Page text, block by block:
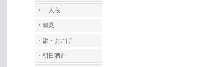
一人蔵
鶴見
甜・おこげ
朝日酒造